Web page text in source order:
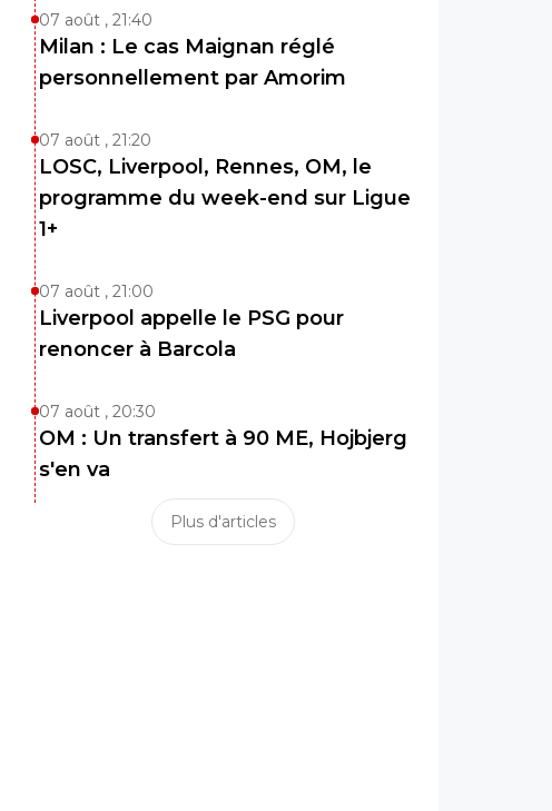
07 août , 21:40
Milan : Le cas Maignan réglé
personnellement par Amorim
07 août , 21:20
LOSC, Liverpool, Rennes, OM, le
programme du week-end sur Ligue
1+
07 août , 21:00
Liverpool appelle le PSG pour
renoncer à Barcola
07 août , 20:30
OM : Un transfert à 90 ME, Hojbjerg
s'en va
Plus d'articles